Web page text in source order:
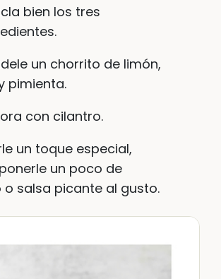
bien los tres
un chorrito de limón,
pimienta.
con cilantro.
un toque especial,
un poco de
salsa picante al gusto.